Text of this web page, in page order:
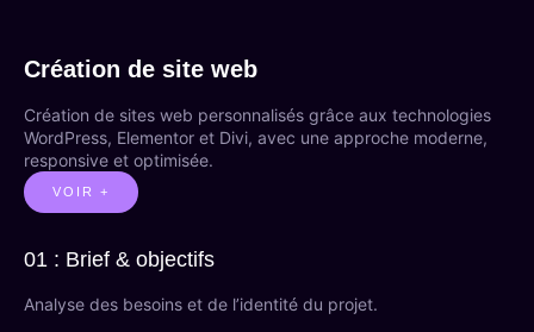
Création de site web
Création de sites web personnalisés grâce aux technologies
WordPress, Elementor et Divi, avec une approche moderne,
responsive et optimisée.
VOIR +
01 : Brief & objectifs
Analyse des besoins et de l’identité du projet.